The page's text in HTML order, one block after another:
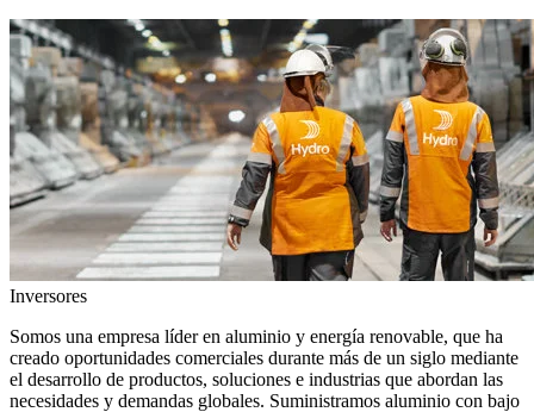
Inversores
Somos una empresa líder en aluminio y energía renovable, que ha
creado oportunidades comerciales durante más de un siglo mediante
el desarrollo de productos, soluciones e industrias que abordan las
necesidades y demandas globales. Suministramos aluminio con bajo